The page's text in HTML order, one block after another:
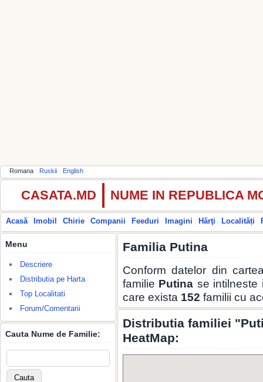
Romana Ruskii English
CASATA.MD NUME IN REPUBLICA
Acasă Imobil Chirie Companii Feeduri Imagini Hărţi Localități
Menu
Descriere
Distributia pe Harta
Top Localitati
Forum/Comentarii
Cauta Nume de Familie:
Familia Putina
Conform datelor din
familie Putina se
care exista 152 familii cu
Distributia familiei
HeatMap: